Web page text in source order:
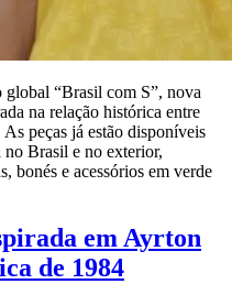
global “Brasil com S”, nova
na relação histórica entre
peças já estão disponíveis
Brasil e no exterior,
bonés e acessórios em verde
em Ayrton
de 1984